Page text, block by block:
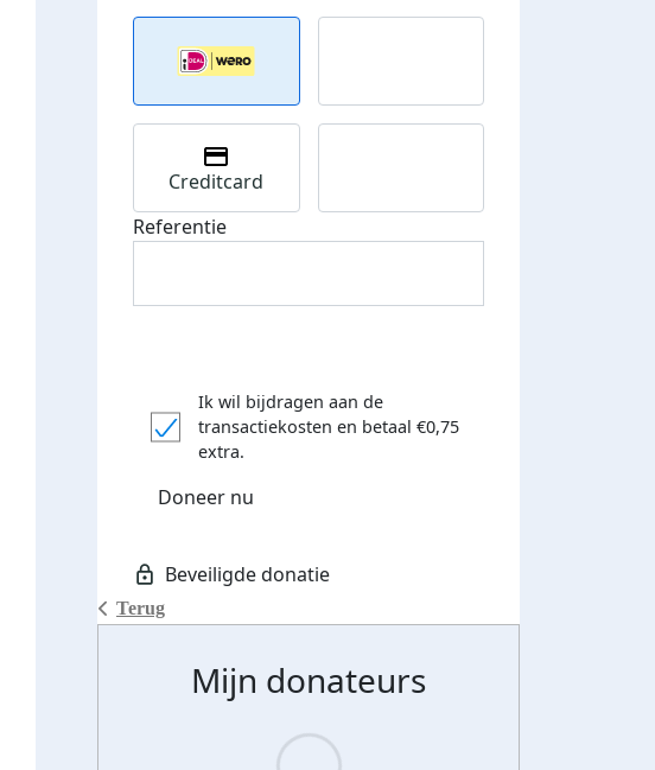
Terug
Creditcard
Referentie
Ik wil bijdragen aan de
transactiekosten en betaal €0,75
extra.
Doneer nu
Mijn donateurs